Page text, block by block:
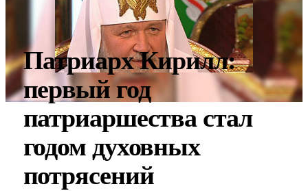
Патриарх Кирилл:
первый год
патриаршества стал
годом духовных
потрясений